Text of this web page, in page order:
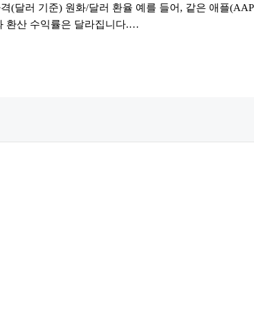
(달러 기준) 원화/달러 환율 예를 들어, 같은 애플
환산 수익률은 달라집니다.…